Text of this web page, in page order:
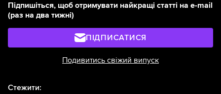
Підпишіться, щоб отримувати найкращі статті на e-mail
(раз на два тижні)
ПІДПИСАТИСЯ
Подивитись свіжий випуск
Стежити: